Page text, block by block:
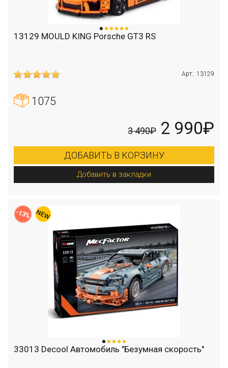
13129 MOULD KING Porsche GT3 RS
Арт.: 13129
1075
3 490₽ 2 990₽
ДОБАВИТЬ В КОРЗИНУ
Добавить в закладки
33013 Decool Автомобиль "Безумная скорость"
-13%